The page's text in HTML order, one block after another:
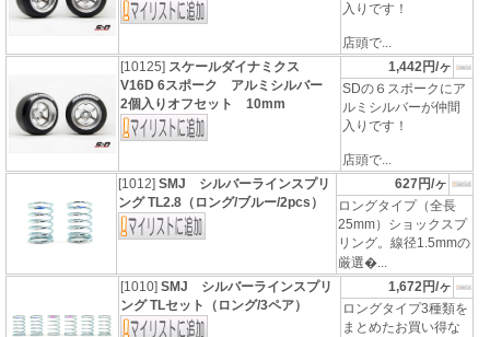
入りです！
店頭で...
[10125] スケールダイナミクス
V16D 6スポーク アルミシルバー
2個入りオフセット 10mm
1,442円/ヶ
SDの６スポークにア
ルミシルバーが仲間
入りです！
店頭で...
[1012]SMJ シルバーラインスプリ
ング TL2.8（ロング/ブルー/2pcs）
627円/ヶ
ロングタイプ（全長
25mm）ショックスプ
リング。線径1.5mmの
厳選�...
[1010]SMJ シルバーラインスプリ
ング TLセット（ロング/3ペア）
1,672円/ヶ
ロングタイプ3種類を
まとめたお買い得な